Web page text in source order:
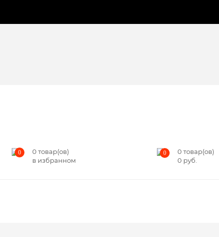
0 0 товар(ов)
в избранном
0 0 товар(ов)
0 руб.